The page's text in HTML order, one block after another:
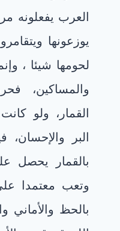
العرب يفعلونه
يوزعونها
لحومها شيئا ،
والمساكين،
القمار، ولو
البر
بالقمار يحصل
وتعب معتمدا
بالحظ والأماني